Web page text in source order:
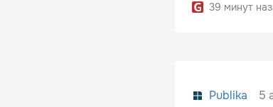
39 минут
Publika 5